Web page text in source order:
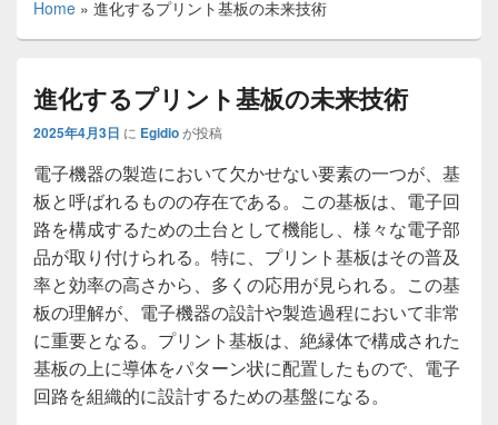
Home » 進化するプリント基板の未来技術
進化するプリント基板の未来技術
2025年4月3日 に Egidioが投稿
電子機器の製造において欠かせない要素の一つが、基
板と呼ばれるものの存在である。 この基板は、電子回
路を構成するための土台として機能し、様々な電子部
品が取り付けられる。特に、プリント基板はその普及
率と効率の高さから、多くの応用が見られる。この基
板の理解が、電子機器の設計や製造過程において非常
に重要となる。プリント基板は、絶縁体で構成された
基板の上に導体をパターン状に配置したもので、電子
回路を組織的に設計するための基盤になる。